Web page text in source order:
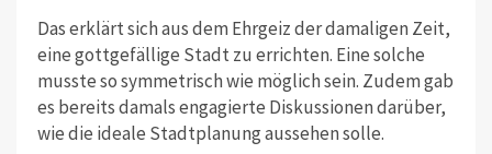
Das erklärt sich aus dem Ehrgeiz der damaligen Zeit,
eine gottgefällige Stadt zu errichten. Eine solche
musste so symmetrisch wie möglich sein. Zudem gab
es bereits damals engagierte Diskussionen darüber,
wie die ideale Stadtplanung aussehen solle.